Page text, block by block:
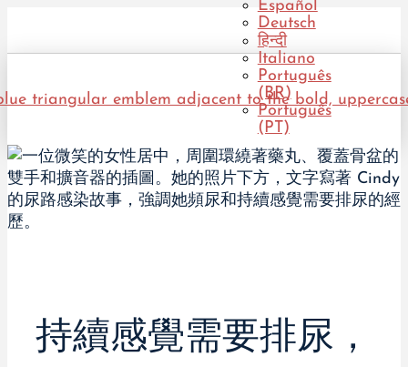
Español
Deutsch
हिन्दी
Italiano
Português
(BR)
Português
(PT)
持續感覺需要排尿，